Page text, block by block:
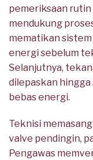
pemeriksaan rutin
mendukung
mematikan
energi sebelum
Selanjutnya,
dilepaskan hingga
bebas energi.
Teknisi
valve pendingin,
Pengawas